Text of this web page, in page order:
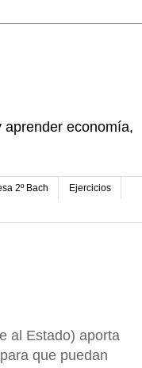
economía,
2º Bach Ejercicios
al Estado) aporta
que puedan